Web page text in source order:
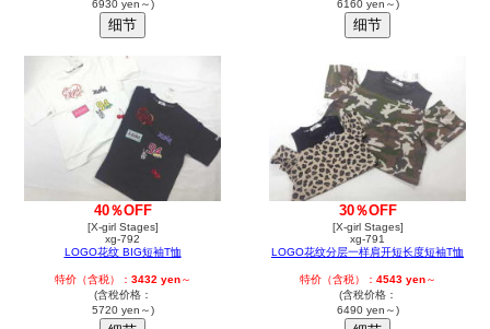
6930 yen～) 6160 yen～)
40％OFF
[X-girl Stages]
xg-792
LOGO花纹 BIG短袖T恤
特价（含税）： 3432 yen～
(含稅价格：
5720 yen～)
30％OFF
[X-girl Stages]
xg-791
LOGO花纹分层一样肩开短长度短袖T恤
特价（含税）： 4543 yen～
(含稅价格：
6490 yen～)